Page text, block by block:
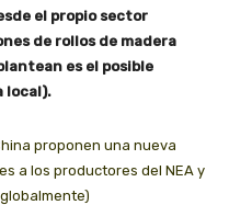
el propio sector
de rollos de madera
es el posible
local).
proponen una nueva
a los productores del NEA y